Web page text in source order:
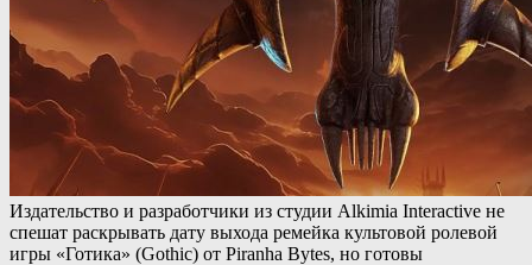
Издательство и разработчики из студии Alkimia Interactive не
спешат раскрывать дату выхода ремейка культовой ролевой
игры «Готика» (Gothic) от Piranha Bytes, но готовы